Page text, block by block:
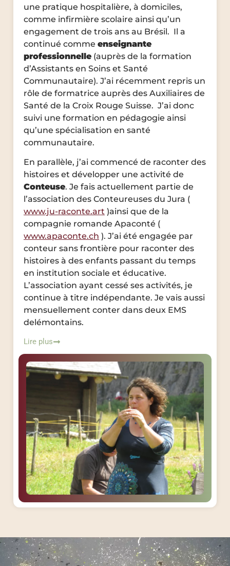
une pratique hospitalière, à domiciles,
comme infirmière scolaire ainsi qu’un
engagement de trois ans au Brésil. Il a
continué comme enseignante
professionnelle (auprès de la formation
d’Assistants en Soins et Santé
Communautaire). J’ai récemment repris un
rôle de formatrice auprès des Auxiliaires de
Santé de la Croix Rouge Suisse. J’ai donc
suivi une formation en pédagogie ainsi
qu’une spécialisation en santé
communautaire.
En parallèle, j’ai commencé de raconter des
histoires et développer une activité de
Conteuse. Je fais actuellement partie de
l’association des Conteureuses du Jura (
www.ju-raconte.art )ainsi que de la
compagnie romande Apaconté (
www.apaconte.ch ). J’ai été engagée par
conteur sans frontière pour raconter des
histoires à des enfants passant du temps
en institution sociale et éducative.
L’association ayant cessé ses activités, je
continue à titre indépendante. Je vais aussi
mensuellement conter dans deux EMS
delémontains.
Lire plus